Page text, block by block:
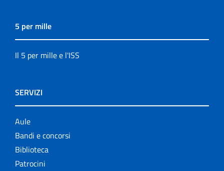
5 per mille
Il 5 per mille e l'ISS
SERVIZI
Aule
Bandi e concorsi
Biblioteca
Patrocini